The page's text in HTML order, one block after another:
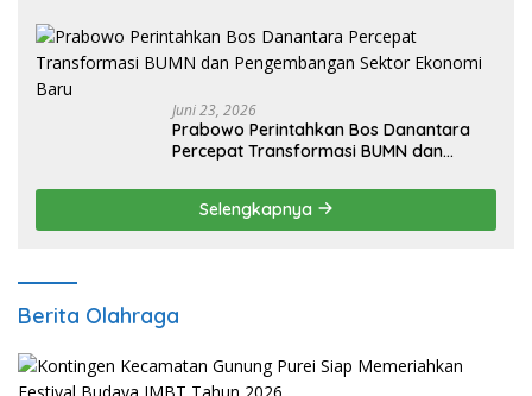
Juni 23, 2026
Prabowo Perintahkan Bos Danantara
Percepat Transformasi BUMN dan
Selengkapnya
Berita Olahraga